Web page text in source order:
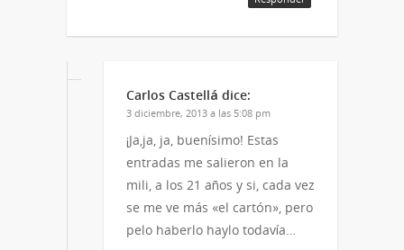
Carlos Castellá dice:
3 diciembre, 2013 a las 5:08 pm
¡Ja,ja, ja, buenísimo! Estas
entradas me salieron en la
mili, a los 21 años y si, cada vez
se me ve más «el cartón», pero
pelo haberlo haylo todavía…